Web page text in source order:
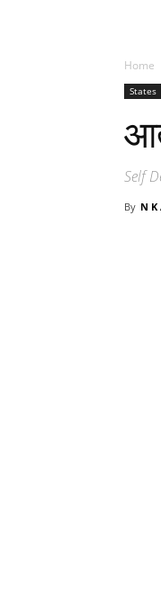
Home
States
Self
By N K